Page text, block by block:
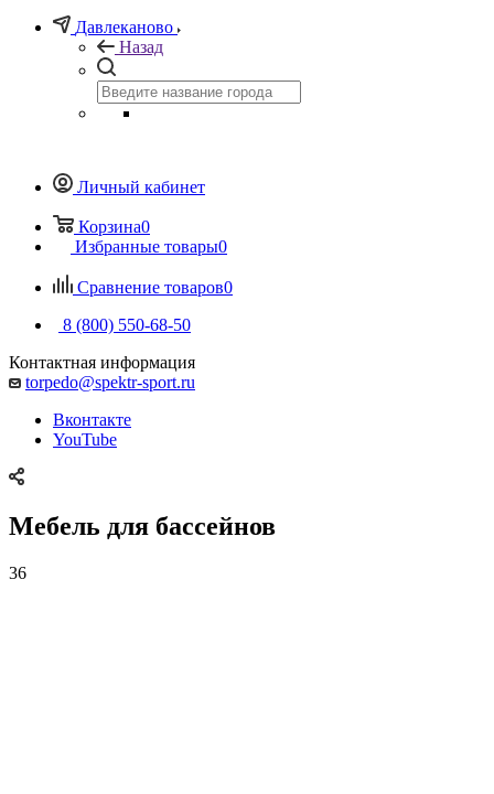
Давлеканово
Назад
Личный кабинет
Корзина0
Избранные товары0
Сравнение товаров0
8 (800) 550-68-50
Контактная информация
torpedo@spektr-sport.ru
Вконтакте
YouTube
Мебель для бассейнов
36